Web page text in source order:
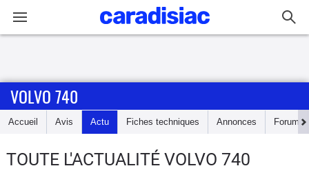
Accueil
Essais
VOLVO 740
Accueil Avis Actu Fiches techniques Annonces Forum
TOUTE L'ACTUALITÉ VOLVO 740